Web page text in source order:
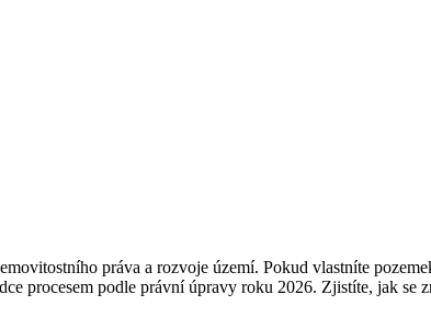
práva a rozvoje území. Pokud vlastníte
procesem podle právní úpravy roku 2026. Zjistíte, jak